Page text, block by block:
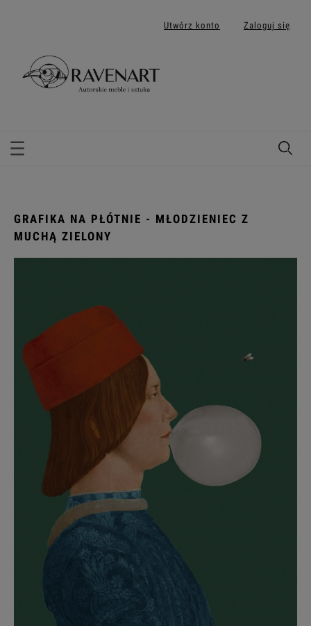
Utwórz konto Zaloguj się
GRAFIKA NA PŁÓTNIE - MŁODZIENIEC Z
MUCHĄ ZIELONY